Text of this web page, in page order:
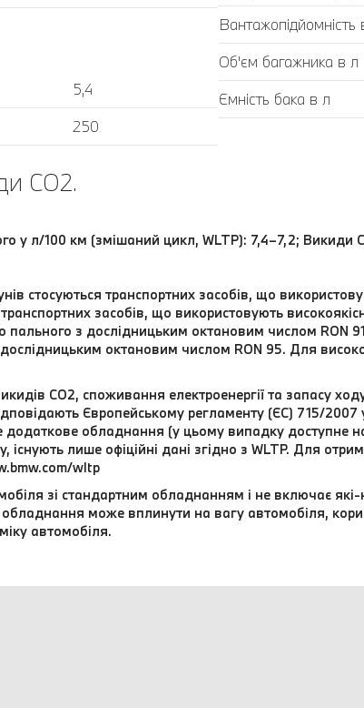
5,4
250
Вантажопідйомність
Об'єм багажника в л
Ємність бака в л
CO2.
у л/100 км (змішаний цикл, WLTP): 7,4–7,2; Викиди
стосуються транспортних засобів, що
засобів, що використовують
пального з дослідницьким октановим числом RON
октановим числом RON 95. Для
CO2, споживання електроенергії та запасу
Європейському регламенту (ЄС) 715/2007
додаткове обладнання (у цьому випадку доступне
існують лише офіційні дані згідно з WLTP. Для
wltp
зі стандартним обладнанням і не включає
обладнання може вплинути на вагу автомобіля,
автомобіля.